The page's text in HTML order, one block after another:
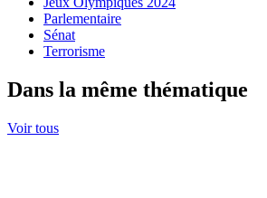
Parlementaire
Sénat
Terrorisme
Dans la même thématique
Voir tous